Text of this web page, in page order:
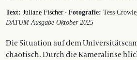
Text: Juliane Fischer · Fotografie: Tess
DATUM Ausgabe Oktober 2025
Die Situation auf dem
chaotisch. Durch die Kameralinse